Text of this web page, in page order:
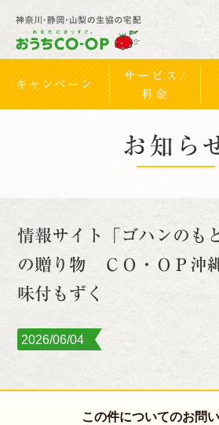
キャンペーン
サービス/
料金
お知ら
情報サイト「ゴハンのも
の贈り物 ＣＯ・ＯＰ沖
味付もずく
2026/06/04
この件についてのお問